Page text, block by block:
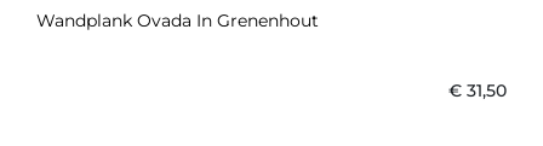
Wandplank Ovada In Grenenhout
€ 31,50